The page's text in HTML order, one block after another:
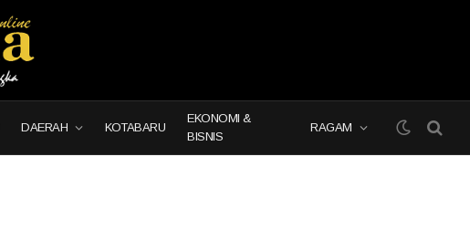
DAERAH KOTABARU
EKONOMI &
BISNIS
RAGAM